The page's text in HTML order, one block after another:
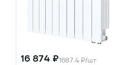
16 874 ₽1687.4 ₽/шт